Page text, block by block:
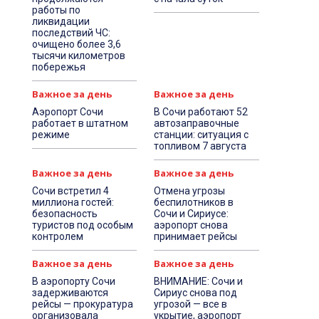
работы по
ликвидации
последствий ЧС:
очищено более 3,6
тысячи километров
побережья
Важное за день
Аэропорт Сочи
работает в штатном
режиме
Важное за день
В Сочи работают 52
автозаправочные
станции: ситуация с
топливом 7 августа
Важное за день
Сочи встретил 4
миллиона гостей:
безопасность
туристов под особым
контролем
Важное за день
Отмена угрозы
беспилотников в
Сочи и Сириусе:
аэропорт снова
принимает рейсы
Важное за день
В аэропорту Сочи
задерживаются
рейсы — прокуратура
организовала
Важное за день
ВНИМАНИЕ: Сочи и
Сириус снова под
угрозой — все в
укрытие, аэропорт